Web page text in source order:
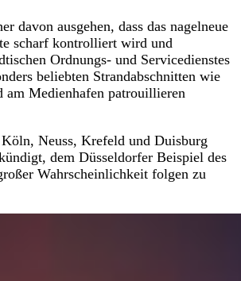
davon ausgehen, dass das nagelneue
scharf kontrolliert wird und
Ordnungs- und Servicedienstes
beliebten Strandabschnitten wie
am Medienhafen patrouillieren
Neuss, Krefeld und Duisburg
dem Düsseldorfer Beispiel des
Wahrscheinlichkeit folgen zu